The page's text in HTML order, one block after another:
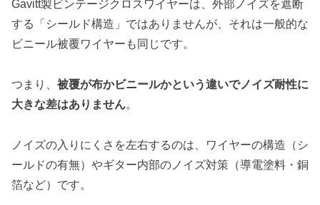
Gavitt製ビンテージクロスワイヤーは、外部ノイズを遮断
する「シールド構造」ではありませんが、それは一般的な
ビニール被覆ワイヤーも同じです。
つまり、 被覆が布かビニールかという違いでノイズ耐性に
大きな差はありません。
ノイズの入りにくさを左右するのは、ワイヤーの構造（シ
ールドの有無）やギター内部のノイズ対策（導電塗料・銅
箔など）です。